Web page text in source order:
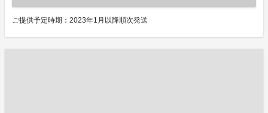
ご提供予定時期：2023年1月以降順次発送